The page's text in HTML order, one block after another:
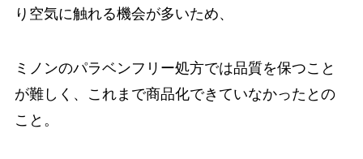
り空気に触れる機会が多いため、
ミノンのパラベンフリー処方では品質を保つこと
が難しく、これまで商品化できていなかったとの
こと。